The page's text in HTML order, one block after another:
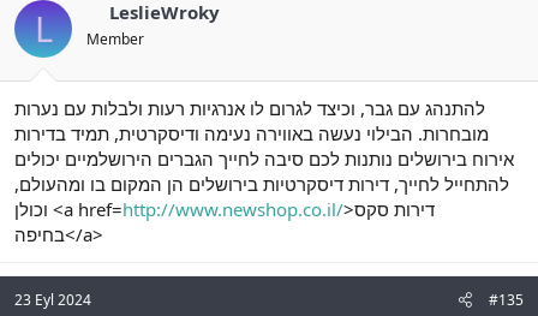
L LeslieWroky
Member
להתנהג עם גבר, וכיצד לגרום לו אנרגיות רעות ולבלות עם נערות
מובחרות. הבילוי נעשה באווירה נעימה ודיסקרטית, תמיד בדירות
אירוח בירושלים נותנות לכם סיבה לחייך הגברים הירושלמיים יכולים
להתחייל לחייך, דירות דיסקרטיות בירושלים הן המקום בו ומהעולם,
וכולן <a href=http://www.newshop.co.il/>דירות סקס
בחיפה</a>
23 Eyl 2024 #135